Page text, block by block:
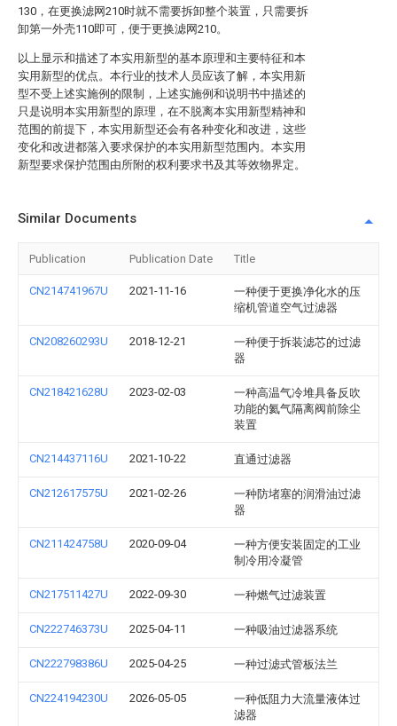
130，在更换滤网210时就不需要拆卸整个装置，只需要拆
卸第一外壳110即可，便于更换滤网210。
以上显示和描述了本实用新型的基本原理和主要特征和本
实用新型的优点。本行业的技术人员应该了解，本实用新
型不受上述实施例的限制，上述实施例和说明书中描述的
只是说明本实用新型的原理，在不脱离本实用新型精神和
范围的前提下，本实用新型还会有各种变化和改进，这些
变化和改进都落入要求保护的本实用新型范围内。本实用
新型要求保护范围由所附的权利要求书及其等效物界定。
Similar Documents
Publication Publication Date Title
CN214741967U 2021-11-16
一种便于更换净化水的压
缩机管道空气过滤器
CN208260293U 2018-12-21
一种便于拆装滤芯的过滤
器
CN218421628U 2023-02-03
一种高温气冷堆具备反吹
功能的氦气隔离阀前除尘
装置
CN214437116U 2021-10-22 直通过滤器
CN212617575U 2021-02-26
一种防堵塞的润滑油过滤
器
CN211424758U 2020-09-04
一种方便安装固定的工业
制冷用冷凝管
CN217511427U 2022-09-30 一种燃气过滤装置
CN222746373U 2025-04-11 一种吸油过滤器系统
CN222798386U 2025-04-25 一种过滤式管板法兰
CN224194230U 2026-05-05
一种低阻力大流量液体过
滤器